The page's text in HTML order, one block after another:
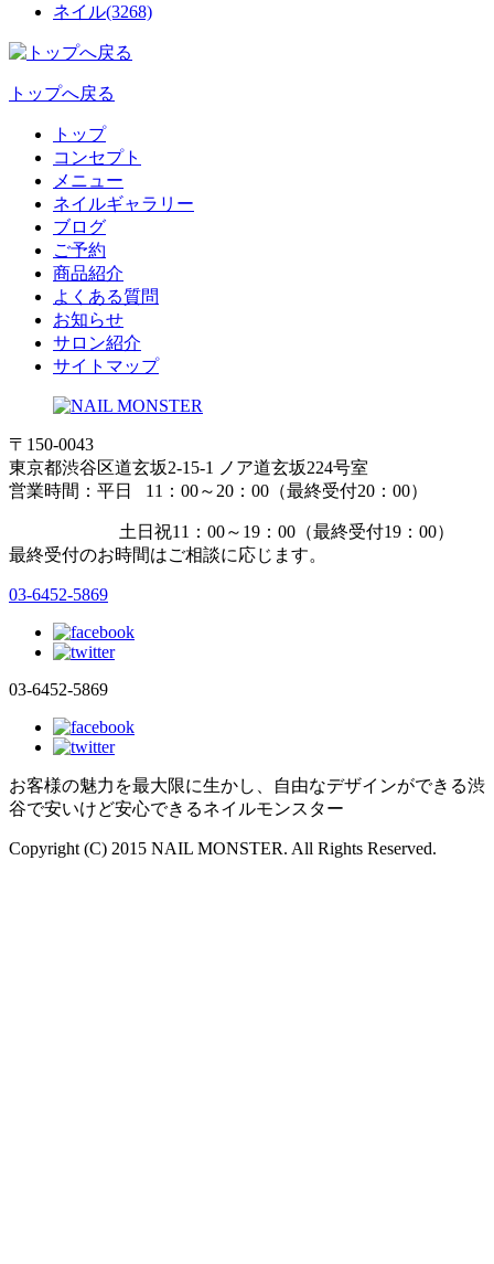
ネイル(3268)
トップへ戻る
トップ
コンセプト
メニュー
ネイルギャラリー
ブログ
ご予約
商品紹介
よくある質問
お知らせ
サロン紹介
サイトマップ
〒150-0043
東京都渋谷区道玄坂2-15-1 ノア道玄坂224号室
営業時間：平日 11：00～20：00（最終受付20：00）
土日祝11：00～19：00（最終受付19：00）
最終受付のお時間はご相談に応じます。
03-6452-5869
03-6452-5869
お客様の魅力を最大限に生かし、自由なデザインができる渋
谷で安いけど安心できるネイルモンスター
Copyright (C) 2015 NAIL MONSTER. All Rights Reserved.